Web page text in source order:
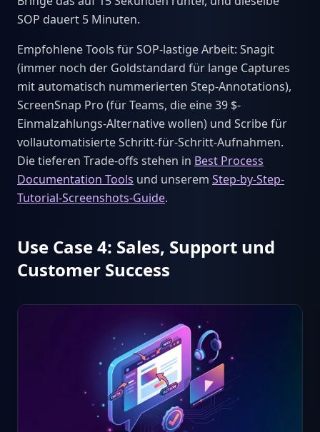
SOP dauert 5 Minuten.
Empfohlene Tools für SOP-lastige Arbeit: Snagit
(immer noch der Goldstandard für lange Captures
mit automatisch nummerierten Step-Annotations),
ScreenSnap Pro (für Teams, die eine 39 $-
Einmalzahlungs-Alternative wollen) und Scribe für
vollautomatisierte Schritt-für-Schritt-Aufnahmen.
Die tieferen Trade-offs stehen in Best Process
Documentation Tools und unserem Step-by-Step-
Tutorial-Screenshots-Guide.
Use Case 4: Sales, Support und
Customer Success